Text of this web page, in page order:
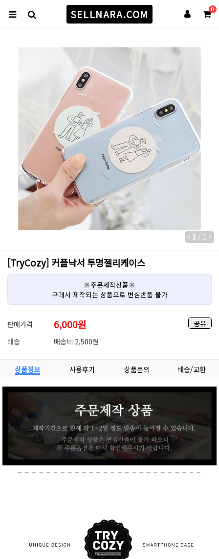
0
SELLNARA.COM
1 / 1
[TryCozy] 커플낙서 투명젤리케이스
※주문제작상품※
구매시 제작되는 상품으로 변심반품 불가
공유
판매가격 6,000원
배송 배송비 2,500원
상품정보 사용후기 상품문의 배송/교환